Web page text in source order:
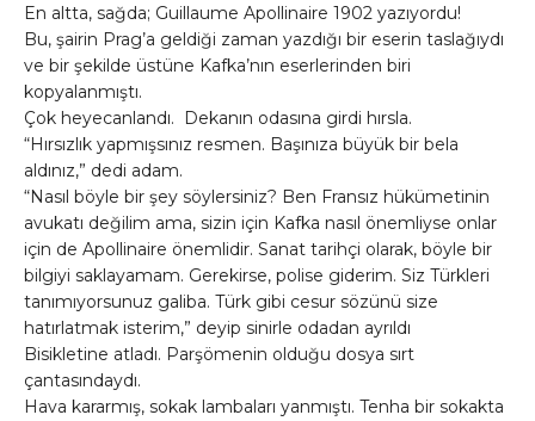
En altta, sağda; Guillaume Apollinaire 1902 yazıyordu!
Bu, şairin Prag’a geldiği zaman yazdığı bir eserin taslağıydı
ve bir şekilde üstüne Kafka’nın eserlerinden biri
kopyalanmıştı.
Çok heyecanlandı. Dekanın odasına girdi hırsla.
“Hırsızlık yapmışsınız resmen. Başınıza büyük bir bela
aldınız,” dedi adam.
“Nasıl böyle bir şey söylersiniz? Ben Fransız hükümetinin
avukatı değilim ama, sizin için Kafka nasıl önemliyse onlar
için de Apollinaire önemlidir. Sanat tarihçi olarak, böyle bir
bilgiyi saklayamam. Gerekirse, polise giderim. Siz Türkleri
tanımıyorsunuz galiba. Türk gibi cesur sözünü size
hatırlatmak isterim,” deyip sinirle odadan ayrıldı
Bisikletine atladı. Parşömenin olduğu dosya sırt
çantasındaydı.
Hava kararmış, sokak lambaları yanmıştı. Tenha bir sokakta